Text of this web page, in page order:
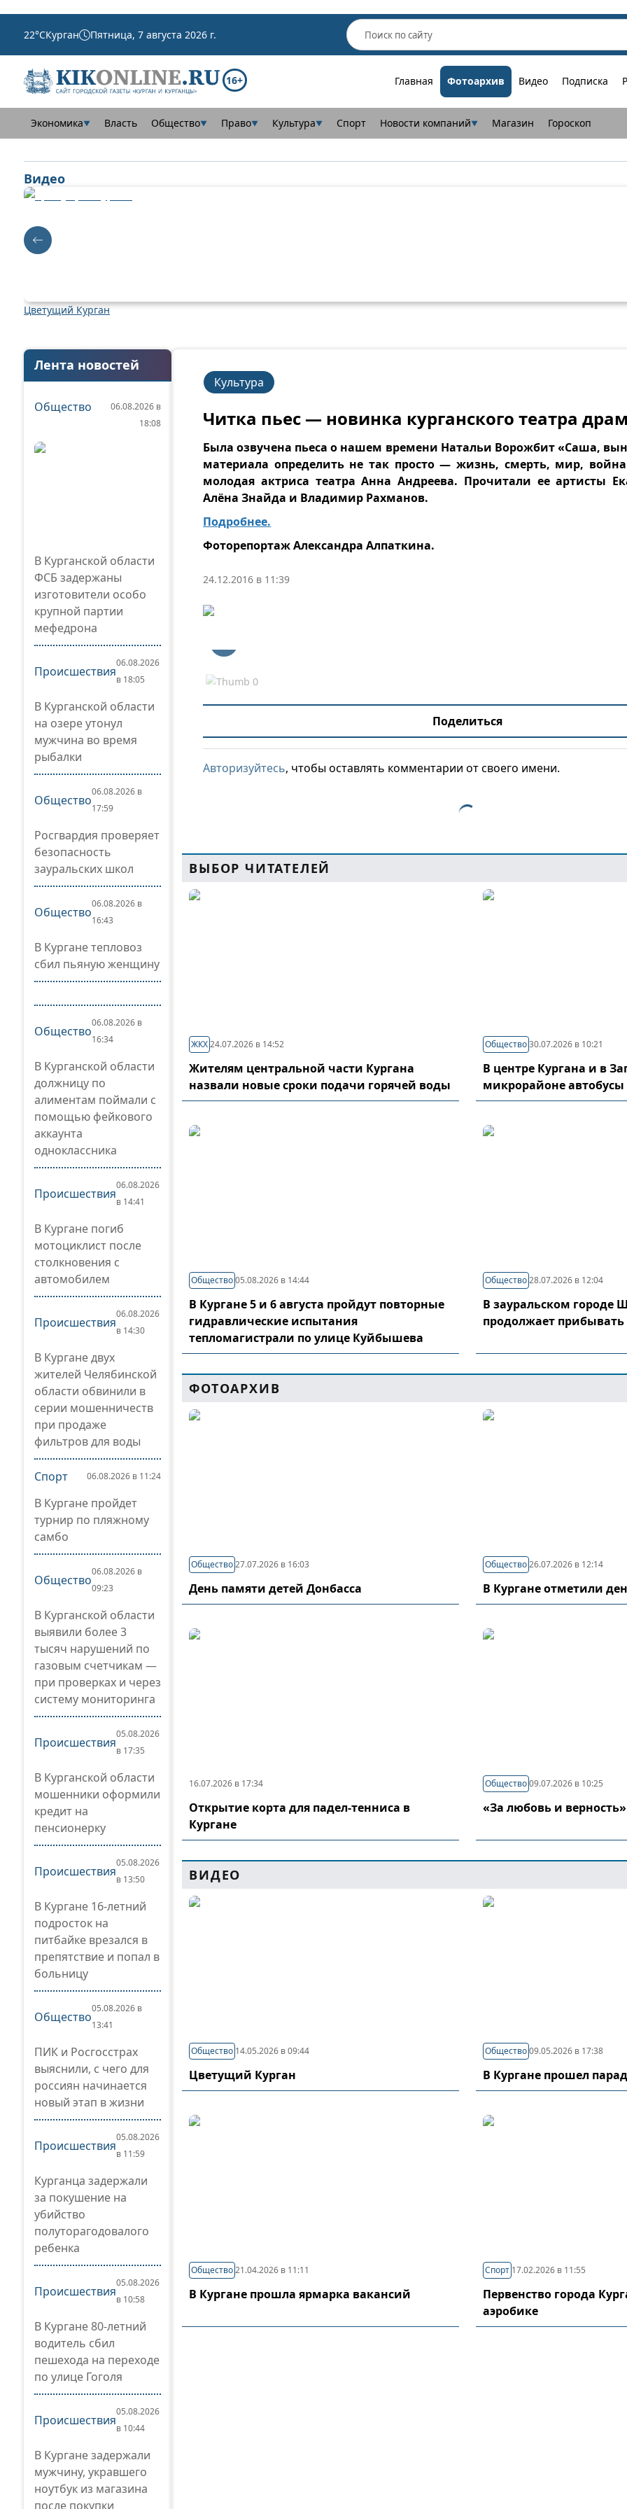
22°CКурган Пятница, 7 августа 2026 г.
16+ Главная Фотоархив Видео Подписка
Экономика▼ Власть Общество▼ Право▼ Культура▼ Спорт Новости компаний▼ Магазин Гороскоп
Видео
Цветущий Курган
Лента новостей
Общество
06.08.2026 в
18:08
В Курганской области
ФСБ задержаны
изготовители особо
крупной партии
мефедрона
Происшествия
06.08.2026
в 18:05
В Курганской области
на озере утонул
мужчина во время
рыбалки
Общество
06.08.2026 в
17:59
Росгвардия проверяет
безопасность
зауральских школ
Общество
06.08.2026 в
16:43
В Кургане тепловоз
сбил пьяную женщину
Общество
06.08.2026 в
16:34
В Курганской области
должницу по
алиментам поймали с
помощью фейкового
аккаунта
одноклассника
Происшествия
06.08.2026
в 14:41
В Кургане погиб
мотоциклист после
столкновения с
автомобилем
Происшествия
06.08.2026
в 14:30
В Кургане двух
жителей Челябинской
области обвинили в
серии мошенничеств
при продаже
фильтров для воды
Спорт 06.08.2026 в 11:24
В Кургане пройдет
турнир по пляжному
самбо
Общество
06.08.2026 в
09:23
В Курганской области
выявили более 3
тысяч нарушений по
газовым счетчикам —
при проверках и через
систему мониторинга
Происшествия
05.08.2026
в 17:35
В Курганской области
мошенники оформили
кредит на
пенсионерку
Происшествия
05.08.2026
в 13:50
В Кургане 16-летний
подросток на
питбайке врезался в
препятствие и попал в
больницу
Общество
05.08.2026 в
13:41
ПИК и Росгосстрах
выяснили, с чего для
россиян начинается
новый этап в жизни
Происшествия
05.08.2026
в 11:59
Курганца задержали
за покушение на
убийство
полуторагодовалого
ребенка
Происшествия
05.08.2026
в 10:58
В Кургане 80-летний
водитель сбил
пешехода на переходе
по улице Гоголя
Происшествия
05.08.2026
в 10:44
В Кургане задержали
мужчину, укравшего
ноутбук из магазина
после покупки
Культура
Читка пьес — новинка курганского театра
Была озвучена пьеса о нашем времени Натальи Ворожбит «Саша,
материала определить не так просто — жизнь, смерть, мир,
молодая актриса театра Анна Андреева. Прочитали ее артисты
Алёна Знайда и Владимир Рахманов.
Подробнее.
Фоторепортаж Александра Алпаткина.
24.12.2016 в 11:39
Поделиться
Авторизуйтесь, чтобы оставлять комментарии от своего имени.
ВЫБОР ЧИТАТЕЛЕЙ
ЖКХ24.07.2026 в 14:52
Жителям центральной части Кургана
назвали новые сроки подачи горячей воды
Общество 30.07.2026 в 10:21
В центре Кургана и в
микрорайоне
Общество05.08.2026 в 14:44
В Кургане 5 и 6 августа пройдут повторные
гидравлические испытания
тепломагистрали по улице Куйбышева
Общество 28.07.2026 в 12:04
В зауральском городе
продолжает прибывать
ФОТОАРХИВ
Общество27.07.2026 в 16:03
День памяти детей Донбасса
Общество 26.07.2026 в 12:14
В Кургане отметили
16.07.2026 в 17:34
Открытие корта для падел-тенниса в
Кургане
Общество 09.07.2026 в 10:25
«За любовь и верность»
ВИДЕО
Общество 14.05.2026 в 09:44
Цветущий Курган
Общество 09.05.2026 в 17:38
В Кургане прошел
Общество21.04.2026 в 11:11
В Кургане прошла ярмарка вакансий
Спорт 17.02.2026 в 11:55
Первенство города
аэробике